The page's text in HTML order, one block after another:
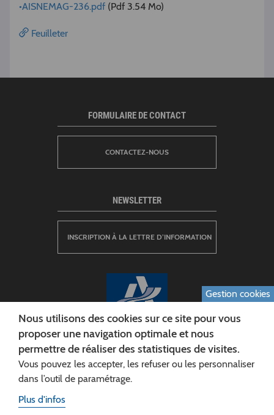
•AISNEMAG-236.pdf (Pdf 3.54 Mo)
Feuilleter
CONSEIL DÉPARTEMENTAL DE L'AISNE
Siège :
FORMULAIRE DE CONTACT
CONTACTEZ-NOUS
NEWSLETTER
INSCRIPTION À LA LETTRE D’INFORMATION
Gestion cookies
Nous utilisons des cookies sur ce site pour vous
proposer une navigation optimale et nous
permettre de réaliser des statistiques de visites.
Vous pouvez les accepter, les refuser ou les personnaliser
dans l’outil de paramétrage.
Plus d'infos